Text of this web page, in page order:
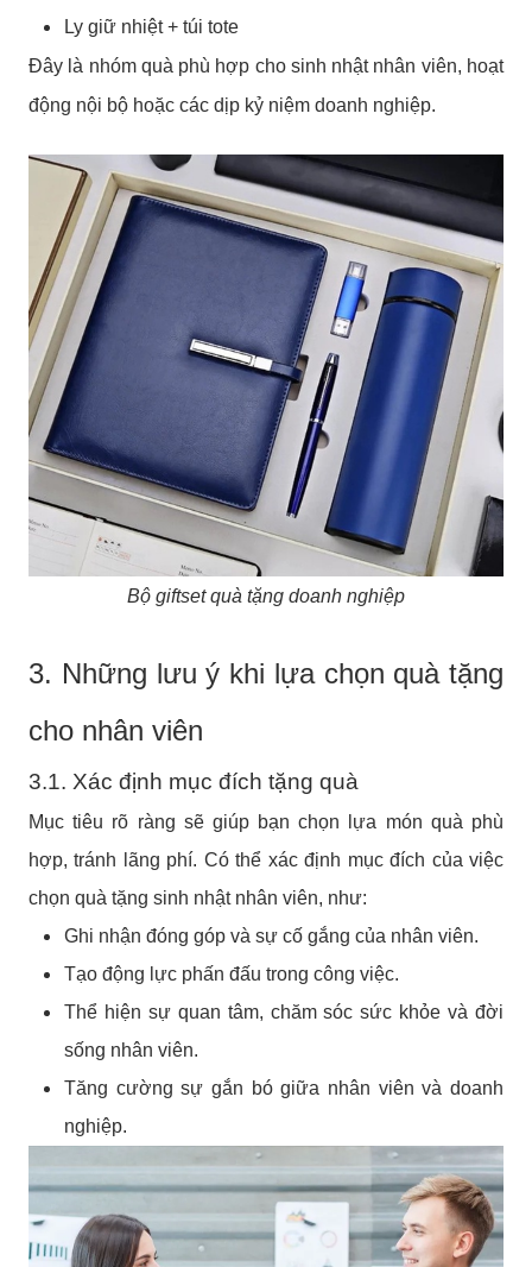
Ly giữ nhiệt + túi tote
Đây là nhóm quà phù hợp cho sinh nhật nhân viên, hoạt
động nội bộ hoặc các dịp kỷ niệm doanh nghiệp.
Bộ giftset quà tặng doanh nghiệp
3. Những lưu ý khi lựa chọn quà tặng
cho nhân viên
3.1. Xác định mục đích tặng quà
Mục tiêu rõ ràng sẽ giúp bạn chọn lựa món quà phù
hợp, tránh lãng phí. Có thể xác định mục đích của việc
chọn quà tặng sinh nhật nhân viên, như:
Ghi nhận đóng góp và sự cố gắng của nhân viên.
Tạo động lực phấn đấu trong công việc.
Thể hiện sự quan tâm, chăm sóc sức khỏe và đời
sống nhân viên.
Tăng cường sự gắn bó giữa nhân viên và doanh
nghiệp.